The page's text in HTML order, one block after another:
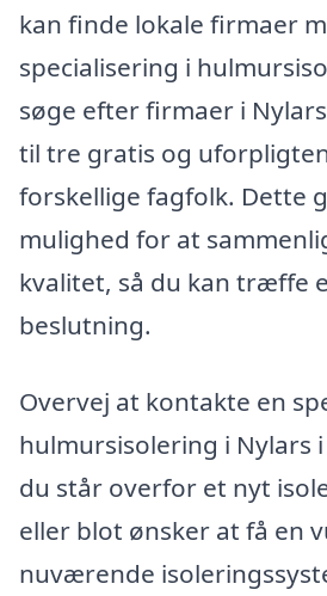
kan finde lokale firmaer
specialisering i
søge efter firmaer i
til tre gratis og
forskellige fagfolk. Dette
mulighed for at
kvalitet, så du kan træffe
beslutning.
Overvej at kontakte en
hulmursisolering i Nylars
du står overfor et nyt
eller blot ønsker at få en
nuværende